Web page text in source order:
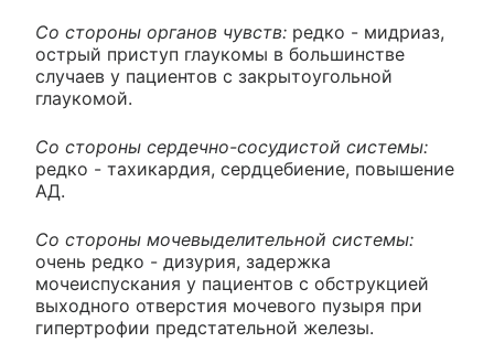
Со стороны органов чувств: редко - мидриаз,
острый приступ глаукомы в большинстве
случаев у пациентов с закрытоугольной
глаукомой.
Со стороны сердечно-сосудистой системы:
редко - тахикардия, сердцебиение, повышение
АД.
Со стороны мочевыделительной системы:
очень редко - дизурия, задержка
мочеиспускания у пациентов с обструкцией
выходного отверстия мочевого пузыря при
гипертрофии предстательной железы.